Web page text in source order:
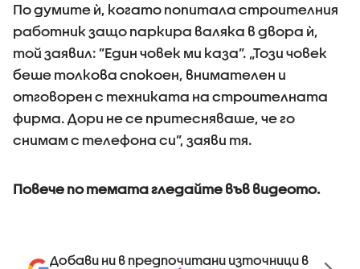
По думите ѝ, когато попитала строителния
работник защо паркира валяка в двора ѝ,
той заявил: ”Един човек ми каза”. „Този човек
беше толкова спокоен, внимателен и
отговорен с техниката на строителната
фирма. Дори не се притесняваше, че го
снимам с телефона си”, заяви тя.
Повече по темата гледайте във видеото.
Добави ни в предпочитани източници в